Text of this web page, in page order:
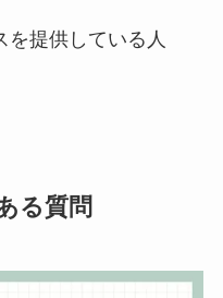
を提供している人
る質問